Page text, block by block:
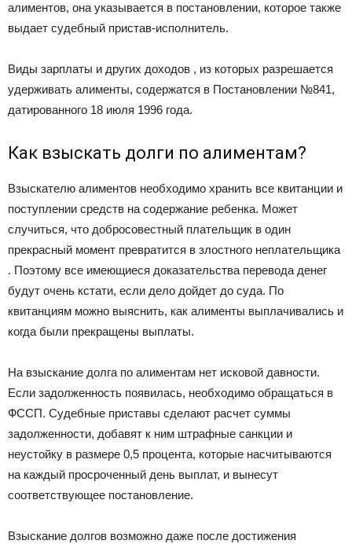
алиментов, она указывается в постановлении, которое также
выдает судебный пристав-исполнитель.
Виды зарплаты и других доходов , из которых разрешается
удерживать алименты, содержатся в Постановлении №841,
датированного 18 июля 1996 года.
Как взыскать долги по алиментам?
Взыскателю алиментов необходимо хранить все квитанции и
поступлении средств на содержание ребенка. Может
случиться, что добросовестный плательщик в один
прекрасный момент превратится в злостного неплательщика
. Поэтому все имеющиеся доказательства перевода денег
будут очень кстати, если дело дойдет до суда. По
квитанциям можно выяснить, как алименты выплачивались и
когда были прекращены выплаты.
На взыскание долга по алиментам нет исковой давности.
Если задолженность появилась, необходимо обращаться в
ФССП. Судебные приставы сделают расчет суммы
задолженности, добавят к ним штрафные санкции и
неустойку в размере 0,5 процента, которые насчитываются
на каждый просроченный день выплат, и вынесут
соответствующее постановление.
Взыскание долгов возможно даже после достижения